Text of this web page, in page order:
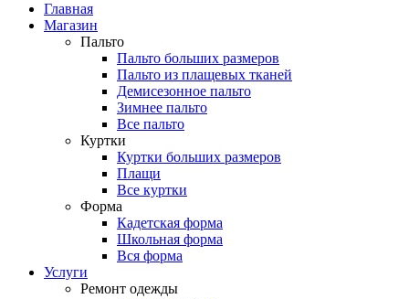
Главная
Магазин
Пальто
Пальто больших размеров
Пальто из плащевых тканей
Демисезонное пальто
Зимнее пальто
Все пальто
Куртки
Куртки больших размеров
Плащи
Все куртки
Форма
Кадетская форма
Школьная форма
Вся форма
Услуги
Ремонт одежды